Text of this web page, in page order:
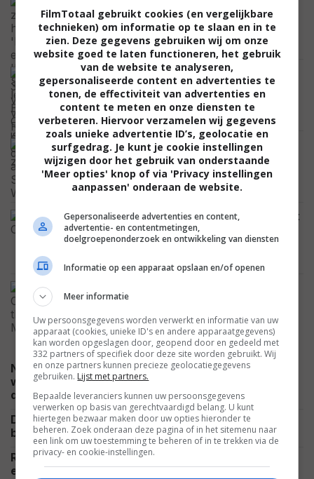
'Doctor Strange': legende Bruce
Campbell is ongeneeslijk ziek
CELEBRITY
Dit is de 34-jarige vrouw van Robert
Pattinson: de Britse actrice Suki
Waterhouse
CELEBRITY
10 jaar geleden durfde Hollywood zijn
controversiële film niet aan, dus
vluchtte Paul Verhoeven naar Frankrijk
FEATURED
Inspiratiebron haalt opnieuw keihard uit
naar Nolans 'The Odyssey':
"Emotioneel leeg"
verbannen in het VK, regisseur
reageert: "Ze is al bij je binnen"
NIEUWS
Na de derde 'Avatar' weet James Cameron exact
wat hij in "zijn laatste periode" als regisseur wil
doen NIEUWS
Deze week verschijnen er veel nieuwe films in de
bioscoop: dit zijn alle 10 titels op een rij NIEUWS
Romy Monteiro viert haar zomervakantie op de sub
en deelt prachtig uitzicht: "All I Need"CELEBRITY
FilmTotaal gebruikt cookies (en vergelijkbare
technieken) om informatie op te slaan en in te
zien. Deze gegevens gebruiken wij om onze
website goed te laten functioneren, het gebruik
van de website te analyseren,
gepersonaliseerde content en advertenties te
tonen, de effectiviteit van advertenties en
content te meten en onze diensten te
verbeteren. Hiervoor verzamelen wij gegevens
zoals unieke advertentie ID’s, geolocatie en
surfgedrag. Je kunt je cookie instellingen
wijzigen door het gebruik van onderstaande
'Meer opties' knop of via 'Privacy instellingen
aanpassen' onderaan de website.
Gepersonaliseerde advertenties en content,
advertentie- en contentmetingen,
doelgroepenonderzoek en ontwikkeling van diensten
Informatie op een apparaat opslaan en/of openen
Meer informatie
Uw persoonsgegevens worden verwerkt en informatie van uw
apparaat (cookies, unieke ID's en andere apparaatgegevens)
kan worden opgeslagen door, geopend door en gedeeld met
332 partners of specifiek door deze site worden gebruikt. Wij
en onze partners kunnen precieze geolocatiegegevens
gebruiken. Lijst met partners.
Bepaalde leveranciers kunnen uw persoonsgegevens
verwerken op basis van gerechtvaardigd belang. U kunt
hiertegen bezwaar maken door uw opties hieronder te
beheren. Zoek onderaan deze pagina of in het sitemenu naar
een link om uw toestemming te beheren of in te trekken via de
privacy- en cookie-instellingen.